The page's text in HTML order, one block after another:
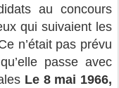
au concours
qui suivaient les
n’était pas prévu
passe avec
Le 8 mai 1966,